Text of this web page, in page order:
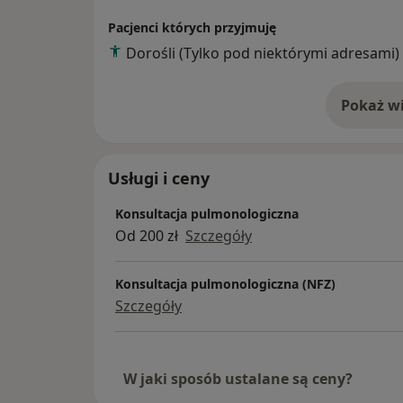
Lek. Karolina Karman posiada duże
układu oddechowego. Główne
Pacjenci których przyjmuję
Dorośli (Tylko pod niektórymi adresami)
Pokaż o
Usługi i ceny
Konsultacja pulmonologiczna
Od 200 zł Szczegóły
Konsultacja pulmonologiczna (NFZ)
Szczegóły
W jaki sposób ustalane są ceny?